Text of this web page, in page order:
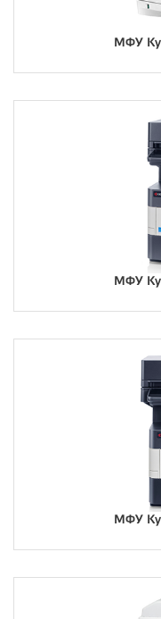
МФУ
МФУ
МФУ